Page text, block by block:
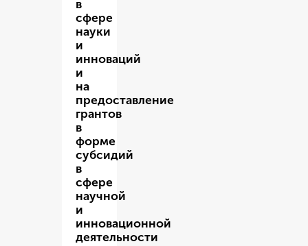
в
сфере
науки
и
инноваций
и
на
предоставление
грантов
в
форме
субсидий
в
сфере
научной
и
инновационной
деятельности